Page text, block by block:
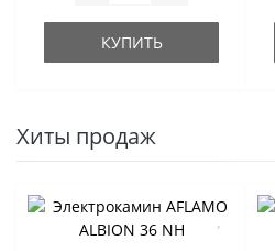
КУПИТЬ
Хиты продаж